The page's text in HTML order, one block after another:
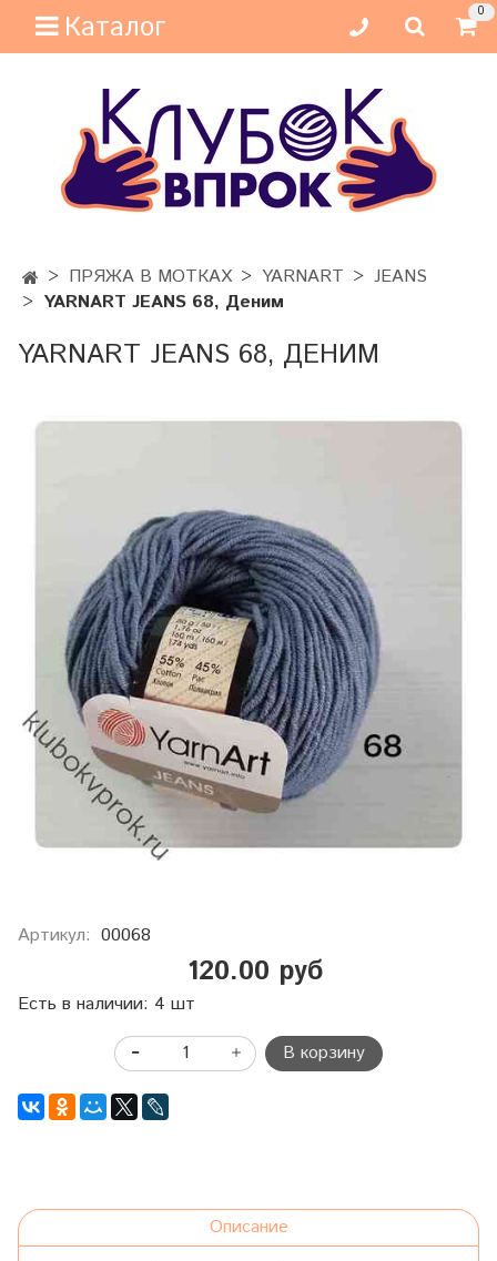
Каталог 0
ПРЯЖА В МОТКАХ YARNART
JEANS
YARNART JEANS 68, Деним
YARNART JEANS 68, ДЕНИМ
Артикул: 00068
120.00 руб
Есть в наличии: 4 шт
В корзину
Описание